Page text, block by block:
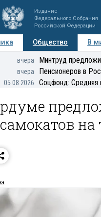
Издание
Федерального Собрания
Российской Федерации
Общество В
Мнения Регионы
вчера Минтруд
вчера Пенсионеров в
05.08.2026 Соцфонд: Средняя